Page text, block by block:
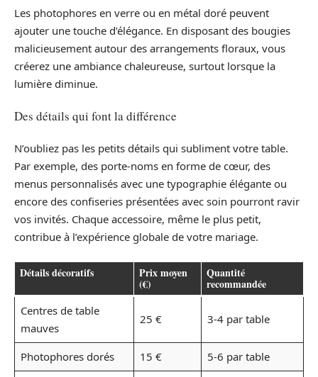
Les photophores en verre ou en métal doré peuvent
ajouter une touche d’élégance. En disposant des bougies
malicieusement autour des arrangements floraux, vous
créerez une ambiance chaleureuse, surtout lorsque la
lumière diminue.
Des détails qui font la différence
N’oubliez pas les petits détails qui subliment votre table.
Par exemple, des porte-noms en forme de cœur, des
menus personnalisés avec une typographie élégante ou
encore des confiseries présentées avec soin pourront ravir
vos invités. Chaque accessoire, même le plus petit,
contribue à l’expérience globale de votre mariage.
Détails décoratifs Prix moyen
(€)
Quantité
recommandée
Centres de table
mauves
25 € 3-4 par table
Photophores dorés 15 €
5-6 par table